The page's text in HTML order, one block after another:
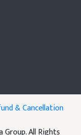
& Cancellation
Group. All Rights